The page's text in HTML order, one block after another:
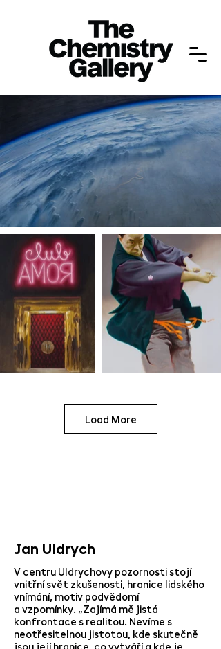
Load More
Jan Uldrych
V centru Uldrychovy pozornosti stojí
vnitřní svět zkušenosti, hranice lidského
vnímání, motiv podvědomí
a vzpomínky. „Zajímá mě jistá
konfrontace s realitou. Nevíme s
neotřesitelnou jistotou, kde skutečně
jsou její hranice, co vytváří a kde je